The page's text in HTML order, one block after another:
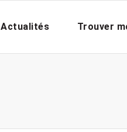
Actualités Trouver